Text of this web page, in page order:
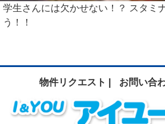
学生さんには欠かせない！？ スタミ
う！！
物件リクエスト | お問い合わ